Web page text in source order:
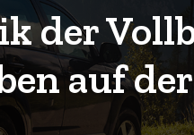
der
auf